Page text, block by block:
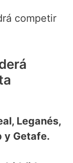
competir
Leganés,
y Getafe.